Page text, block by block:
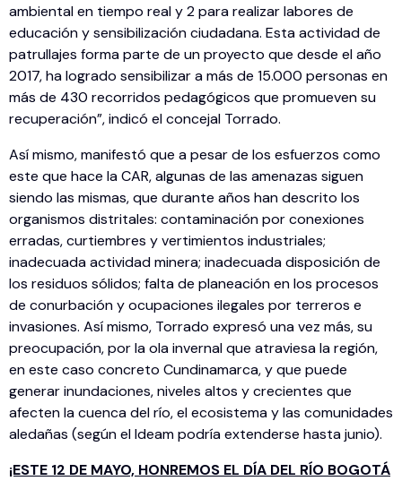
ambiental en tiempo real y 2 para realizar labores de
educación y sensibilización ciudadana. Esta actividad de
patrullajes forma parte de un proyecto que desde el año
2017, ha logrado sensibilizar a más de 15.000 personas en
más de 430 recorridos pedagógicos que promueven su
recuperación”, indicó el concejal Torrado.
Así mismo, manifestó que a pesar de los esfuerzos como
este que hace la CAR, algunas de las amenazas siguen
siendo las mismas, que durante años han descrito los
organismos distritales: contaminación por conexiones
erradas, curtiembres y vertimientos industriales;
inadecuada actividad minera; inadecuada disposición de
los residuos sólidos; falta de planeación en los procesos
de conurbación y ocupaciones ilegales por terreros e
invasiones. Así mismo, Torrado expresó una vez más, su
preocupación, por la ola invernal que atraviesa la región,
en este caso concreto Cundinamarca, y que puede
generar inundaciones, niveles altos y crecientes que
afecten la cuenca del río, el ecosistema y las comunidades
aledañas (según el Ideam podría extenderse hasta junio).
¡ESTE 12 DE MAYO, HONREMOS EL DÍA DEL RÍO BOGOTÁ